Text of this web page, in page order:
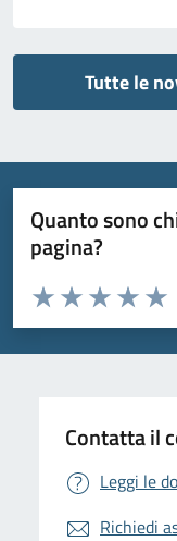
Tutte le
Quanto sono
pagina?
Valuta da 1 a 5 stelle la
Valuta
Valuta 3
Valuta 2 stelle
Valuta 1 stelle su 5
Contatta il
Leggi le
Richiedi